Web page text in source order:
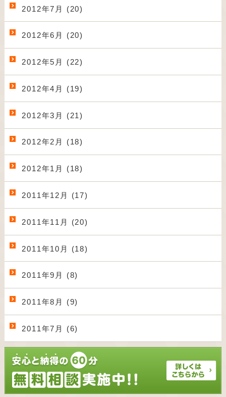
2012年7月 (20)
2012年6月 (20)
2012年5月 (22)
2012年4月 (19)
2012年3月 (21)
2012年2月 (18)
2012年1月 (18)
2011年12月 (17)
2011年11月 (20)
2011年10月 (18)
2011年9月 (8)
2011年8月 (9)
2011年7月 (6)